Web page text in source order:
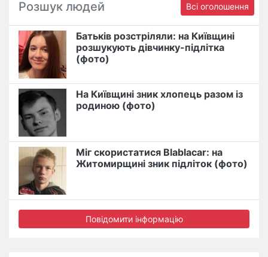
Розшук людей Всі оголошення
Батьків розстріляли: на Київщині
розшукують дівчинку-підлітка
(фото)
На Київщині зник хлопець разом із
родиною (фото)
Міг скористатися Blablacar: на
Житомирщині зник підліток (фото)
Повідомити інформацію